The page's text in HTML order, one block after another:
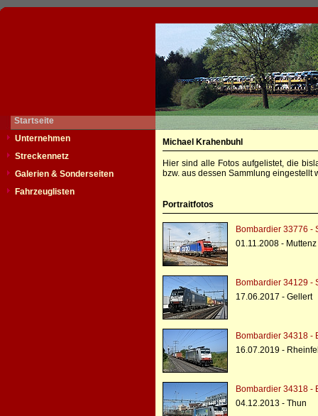
Startseite
Unternehmen
Streckennetz
Galerien & Sonderseiten
Fahrzeuglisten
Michael Krahenbuhl
Hier sind alle Fotos aufgelistet, die
bzw. aus dessen Sammlung eingestellt
Portraitfotos
Bombardier 33776 -
01.11.2008 - Muttenz
Bombardier 34129 -
17.06.2017 - Gellert
Bombardier 34318 -
16.07.2019 -
Bombardier 34318 -
04.12.2013 - Thun